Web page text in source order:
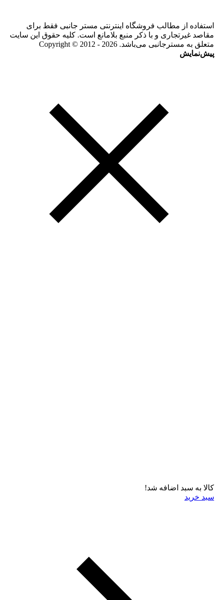
استفاده از مطالب فروشگاه اینترنتی مستر جانبی فقط برای
مقاصد غیرتجاری و با ذکر منبع بلامانع است. کلیه حقوق این سایت
متعلق به مسترجانبی می‌باشد. Copyright © 2012 - 2026
پیش‌نمایش
کالا به سبد اضافه شد!
سبد خرید